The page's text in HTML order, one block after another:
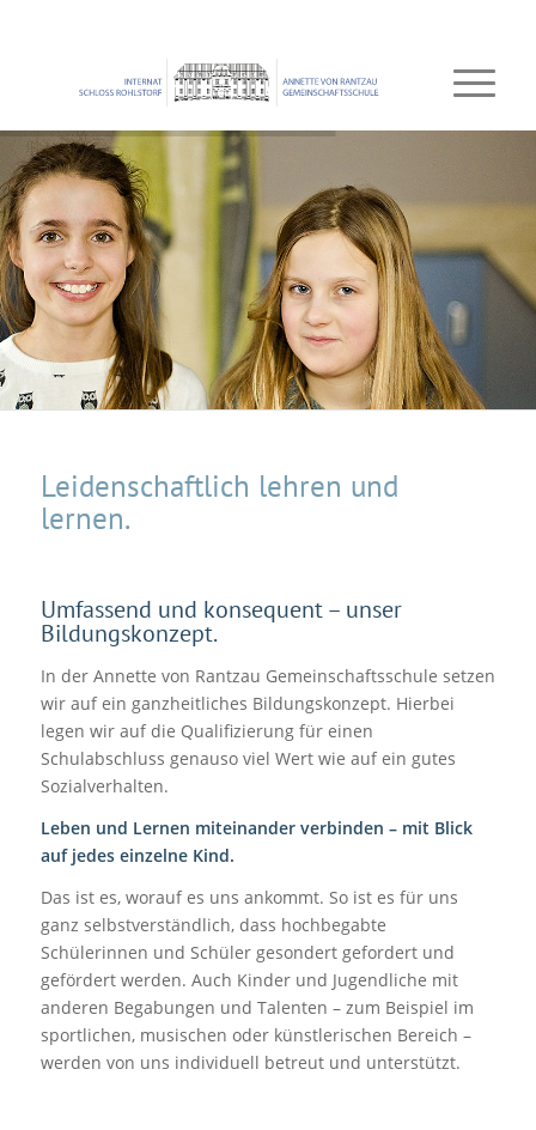
Leidenschaftlich lehren und
lernen.
Umfassend und konsequent – unser
Bildungskonzept.
In der Annette von Rantzau Gemeinschaftsschule setzen
wir auf ein ganzheitliches Bildungskonzept. Hierbei
legen wir auf die Qualifizierung für einen
Schulabschluss genauso viel Wert wie auf ein gutes
Sozialverhalten.
Leben und Lernen miteinander verbinden – mit Blick
auf jedes einzelne Kind.
Das ist es, worauf es uns ankommt. So ist es für uns
ganz selbstverständlich, dass hochbegabte
Schülerinnen und Schüler gesondert gefordert und
gefördert werden. Auch Kinder und Jugendliche mit
anderen Begabungen und Talenten – zum Beispiel im
sportlichen, musischen oder künstlerischen Bereich –
werden von uns individuell betreut und unterstützt.